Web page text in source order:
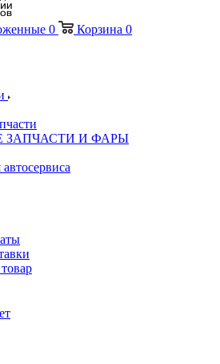
0 Корзина 0
ЗАПЧАСТИ И ФАРЫ